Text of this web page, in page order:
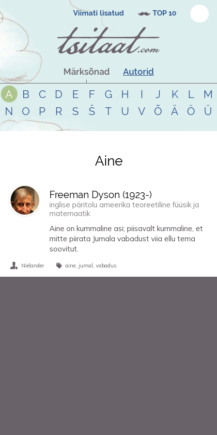
Viimati lisatud TOP 10
Märksõnad Autorid
A B C D E F G H I J K L
M
N
O P R S Š T U V Õ Ä Ö Ü
Tsitaadid teemalaine
Aine
Freeman Dyson (1923-)
inglise päritolu ameerika teoreetiline füüsik ja
matemaatik
Aine on kummaline asi; piisavalt kummaline, et
mitte piirata Jumala vabadust viia ellu tema
soovitut.
Nielander aine jumal vabadus